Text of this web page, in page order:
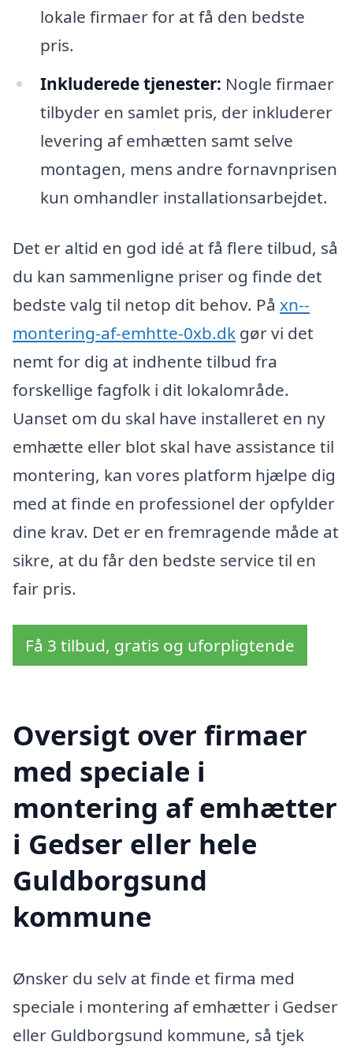
lokale firmaer for at få den bedste
pris.
Inkluderede tjenester: Nogle firmaer
tilbyder en samlet pris, der inkluderer
levering af emhætten samt selve
montagen, mens andre fornavnprisen
kun omhandler installationsarbejdet.
Det er altid en god idé at få flere tilbud, så
du kan sammenligne priser og finde det
bedste valg til netop dit behov. På xn--
montering-af-emhtte-0xb.dk gør vi det
nemt for dig at indhente tilbud fra
forskellige fagfolk i dit lokalområde.
Uanset om du skal have installeret en ny
emhætte eller blot skal have assistance til
montering, kan vores platform hjælpe dig
med at finde en professionel der opfylder
dine krav. Det er en fremragende måde at
sikre, at du får den bedste service til en
fair pris.
Få 3 tilbud, gratis og uforpligtende
Oversigt over firmaer
med speciale i
montering af emhætter
i Gedser eller hele
Guldborgsund
kommune
Ønsker du selv at finde et firma med
speciale i montering af emhætter i Gedser
eller Guldborgsund kommune, så tjek